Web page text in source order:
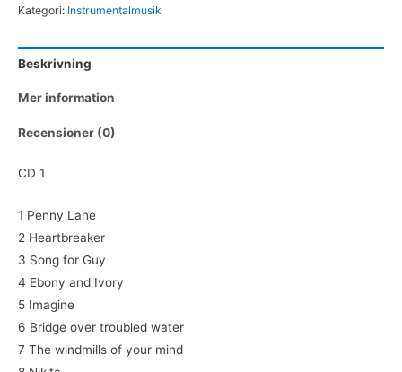
Kategori: Instrumentalmusik
Beskrivning
Mer information
Recensioner (0)
CD 1
1 Penny Lane
2 Heartbreaker
3 Song for Guy
4 Ebony and Ivory
5 Imagine
6 Bridge over troubled water
7 The windmills of your mind